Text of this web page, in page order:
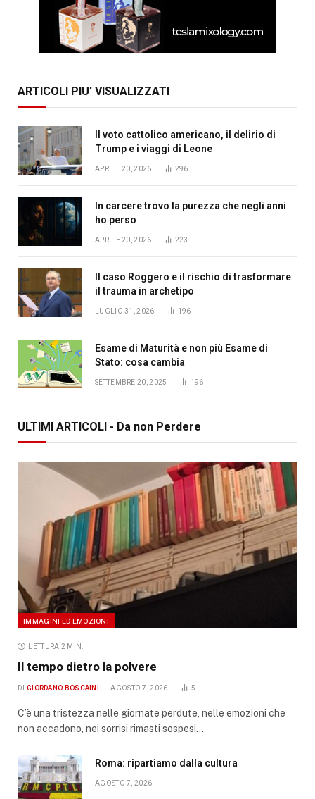
ARTICOLI PIU' VISUALIZZATI
Il voto cattolico americano, il delirio di
Trump e i viaggi di Leone
APRILE 20, 2026 296
In carcere trovo la purezza che negli anni
ho perso
APRILE 20, 2026 223
Il caso Roggero e il rischio di trasformare
il trauma in archetipo
LUGLIO 31, 2026 196
Esame di Maturità e non più Esame di
Stato: cosa cambia
SETTEMBRE 20, 2025 196
ULTIMI ARTICOLI - Da non Perdere
IMMAGINI ED EMOZIONI
LETTURA 2 MIN.
Il tempo dietro la polvere
DI GIORDANO BOSCAINI AGOSTO 7, 2026 5
C’è una tristezza nelle giornate perdute, nelle emozioni che
non accadono, nei sorrisi rimasti sospesi…
Roma: ripartiamo dalla cultura
AGOSTO 7, 2026